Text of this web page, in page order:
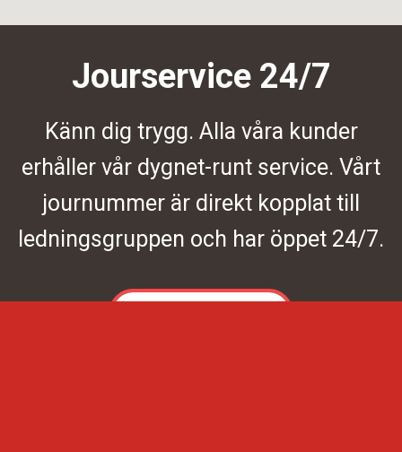
Jourservice 24/7
Känn dig trygg. Alla våra kunder
erhåller vår dygnet-runt service. Vårt
journummer är direkt kopplat till
ledningsgruppen och har öppet 24/7.